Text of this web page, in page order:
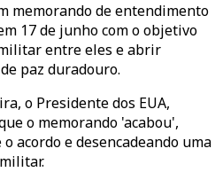
memorando de entendimento
17 de junho com o objetivo
entre eles e abrir
paz duradouro.
o Presidente dos EUA,
o memorando 'acabou',
acordo e desencadeando uma